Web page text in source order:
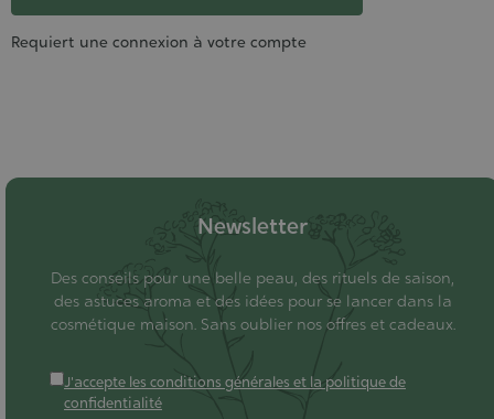
Requiert une connexion à votre compte
Newsletter
Des conseils pour une belle peau, des rituels de saison,
des astuces aroma et des idées pour se lancer dans la
cosmétique maison. Sans oublier nos offres et cadeaux.
J'accepte les conditions générales et la politique de
confidentialité